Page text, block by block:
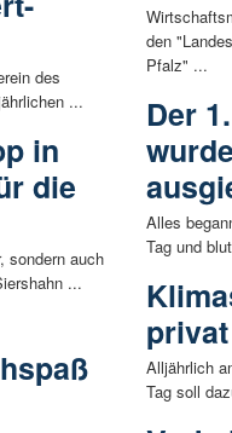
des
...
in
die
sondern auch
...
den
Pfalz" ...
Der
Alles
Tag und
Alljährlich
Tag soll